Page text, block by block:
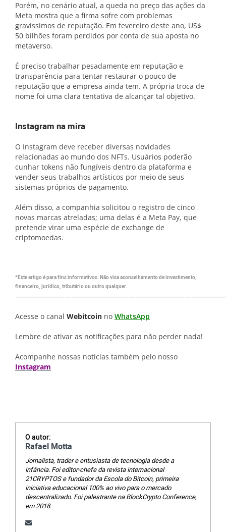
Porém, no cenário atual, a queda no preço das ações da
Meta mostra que a firma sofre com problemas
gravíssimos de reputação. Em fevereiro deste ano, US$
50 bilhões foram perdidos por conta de sua aposta no
metaverso.
É preciso trabalhar pesadamente em reputação e
transparência para tentar restaurar o pouco de
reputação que a empresa ainda tem. A própria troca de
nome foi uma clara tentativa de alcançar tal objetivo.
Instagram na mira
O Instagram deve receber diversas novidades
relacionadas ao mundo dos NFTs. Usuários poderão
cunhar tokens não fungíveis dentro da plataforma e
vender seus trabalhos artísticos por meio de seus
sistemas próprios de pagamento.
Além disso, a companhia solicitou o registro de cinco
novas marcas atreladas; uma delas é a Meta Pay, que
pretende virar uma espécie de exchange de
criptomoedas.
*Este artigo é para fins informativos. Não visa aconselhamento de investimento,
financeiro, jurídico, tributário ou outro qualquer.
Acesse o canal Webitcoin no WhatsApp
Lembre de ativar as notificações para não perder nada!
Acompanhe nossas notícias também pelo nosso
Instagram
O autor:
Rafael Motta
Jornalista, trader e entusiasta de tecnologia desde a
infância. Foi editor-chefe da revista internacional
21CRYPTOS e fundador da Escola do Bitcoin, primeira
iniciativa educacional 100% ao vivo para o mercado
descentralizado. Foi palestrante na BlockCrypto Conference,
em 2018.